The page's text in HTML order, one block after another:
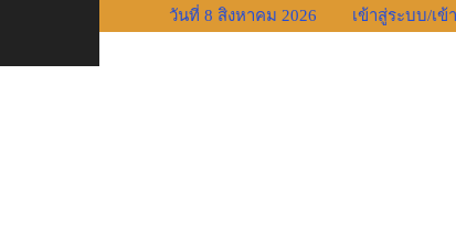
วันที่ 8 สิงหาคม 2026 เข้าสู่ระบบ/เข้
120 องค์กรชั้นนำจัดเต็ม! ม